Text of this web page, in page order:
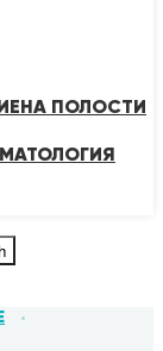
ПОЛОСТИ
•